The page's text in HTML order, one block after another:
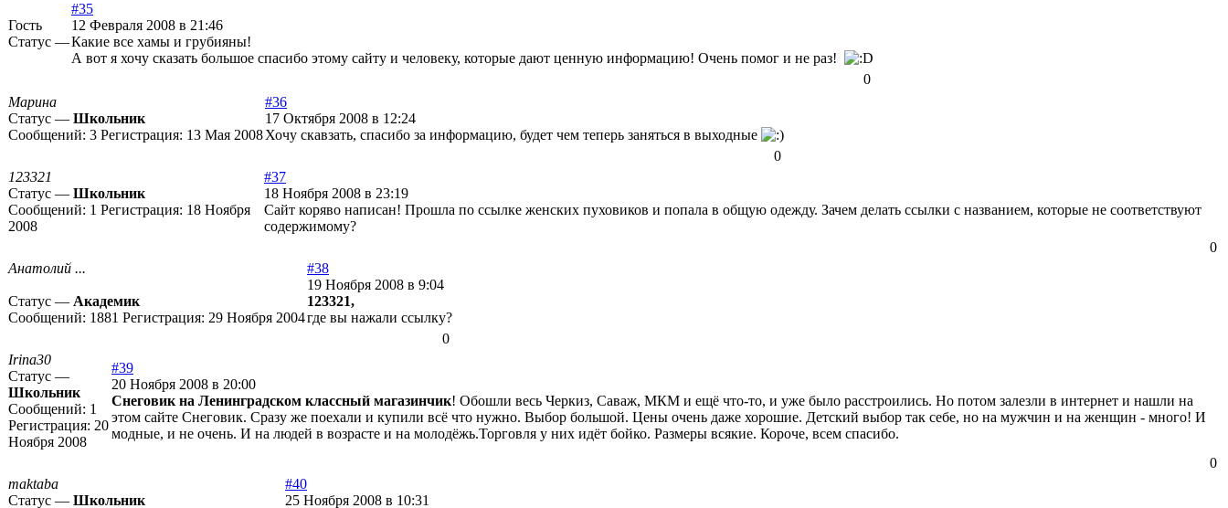
Гость
Статус —
#35
12 Февраля 2008 в 21:46
Какие все хамы и грубияны!
А вот я хочу сказать большое спасибо этому сайту и человеку, которые дают ценную информацию! Очень помог и не раз!
0
Марина
Статус — Школьник
Сообщений: 3 Регистрация: 13 Мая 2008
#36
17 Октября 2008 в 12:24
Хочу скавзать, спасибо за информацию, будет чем теперь заняться в выходные
0
123321
Статус — Школьник
Сообщений: 1 Регистрация: 18 Ноября
2008
#37
18 Ноября 2008 в 23:19
Сайт коряво написан! Прошла по ссылке женских пуховиков и попала в общую одежду. Зачем делать ссылки с названием, которые не соответствуют
содержимому?
0
Анатолий ...
Статус — Академик
Сообщений: 1881 Регистрация: 29 Ноября 2004
#38
19 Ноября 2008 в 9:04
123321,
где вы нажали ссылку?
0
Irina30
Статус —
Школьник
Сообщений: 1
Регистрация: 20
Ноября 2008
#39
20 Ноября 2008 в 20:00
Снеговик на Ленинградском классный магазинчик! Обошли весь Черкиз, Саваж, МКМ и ещё что-то, и уже было расстроились. Но потом залезли в интернет и нашли на
этом сайте Снеговик. Сразу же поехали и купили всё что нужно. Выбор большой. Цены очень даже хорошие. Детский выбор так себе, но на мужчин и на женщин - много! И
модные, и не очень. И на людей в возрасте и на молодёжь.Торговля у них идёт бойко. Размеры всякие. Короче, всем спасибо.
0
maktaba
Статус — Школьник
#40
25 Ноября 2008 в 10:31